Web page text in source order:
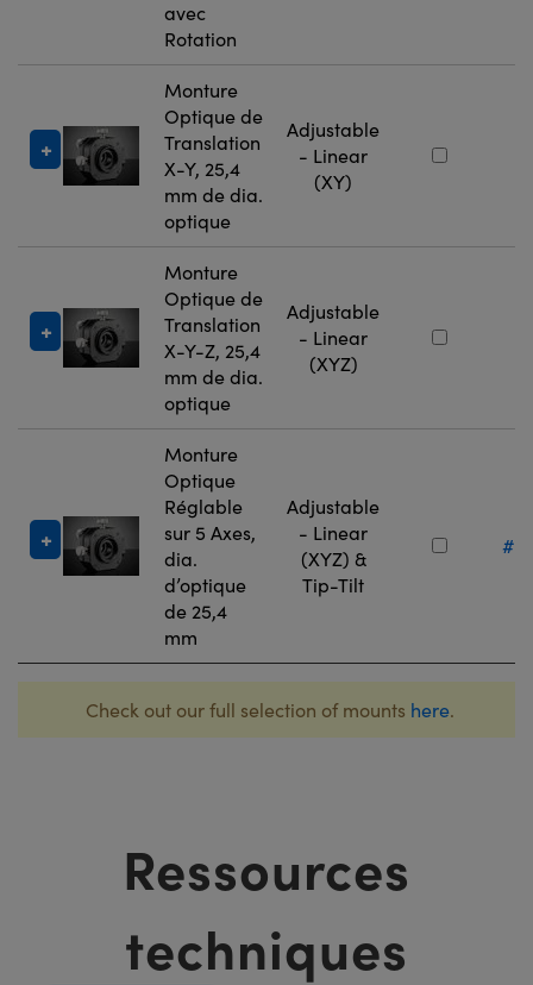
avec
Rotation
Monture
Optique de
Translation
X-Y, 25,4
mm de dia.
optique
Adjustable
- Linear
(XY)
Monture
Optique de
Translation
X-Y-Z, 25,4
mm de dia.
optique
Adjustable
- Linear
(XYZ)
Monture
Optique
Réglable
sur 5 Axes,
dia.
d’optique
de 25,4
mm
Adjustable
- Linear
(XYZ) &
Tip-Tilt
Check out our full selection of mounts here.
Ressources
techniques